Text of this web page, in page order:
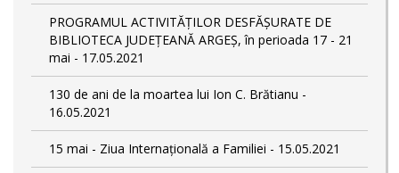
PROGRAMUL ACTIVITĂȚILOR DESFĂȘURATE DE
BIBLIOTECA JUDEȚEANĂ ARGEȘ, în perioada 17 - 21
mai - 17.05.2021
130 de ani de la moartea lui Ion C. Brătianu -
16.05.2021
15 mai - Ziua Internațională a Familiei - 15.05.2021